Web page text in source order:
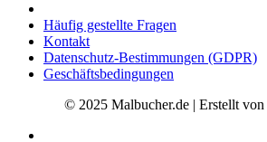
Häufig gestellte Fragen
Kontakt
Datenschutz-Bestimmungen (GDPR)
Geschäftsbedingungen
© 2025 Malbucher.de | Erstellt von